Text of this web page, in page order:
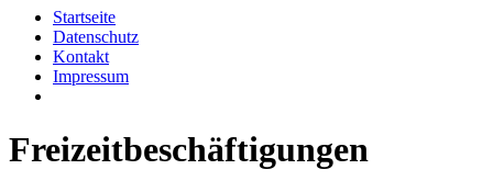
Startseite
Datenschutz
Kontakt
Impressum
Freizeitbeschäftigungen